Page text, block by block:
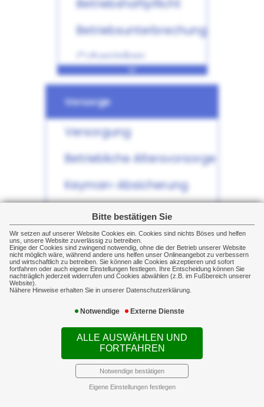
Bitte bestätigen Sie
Wir setzen auf unserer Website Cookies ein. Cookies sind nichts Böses und helfen
uns, unsere Website zuverlässig zu betreiben.
Einige der Cookies sind zwingend notwendig, ohne die der Betrieb unserer Website
nicht möglich wäre, während andere uns helfen unser Onlineangebot zu verbessern
und wirtschaftlich zu betreiben. Sie können alle Cookies akzeptieren und sofort
fortfahren oder auch eigene Einstellungen festlegen. Ihre Entscheidung können Sie
nachträglich jederzeit widerrufen und Cookies abwählen (z.B. im Fußbereich unserer
Website).
Nähere Hinweise erhalten Sie in unserer Datenschutzerklärung.
Notwendige Externe Dienste
ALLE AUSWÄHLEN UND
FORTFAHREN
Notwendige bestätigen
Eigene Einstellungen festlegen
Glasversicherung
Betriebshaftpflicht
Betriebsunterbrechung
Cyberrisiken
Betriebsschließung
Rechtsschutz
Forderungsausfall
Bürgschaft
Vorsorge
Versorgung
Betriebliche Altersvorsorge
Keyman-Absicherung
Betriebliche
Krankenversicherung
Gruppenunfallversicherung
Manager
Absicherung
D&O
Kraftfahrzeuge
Kraftfahrzeugversicherung